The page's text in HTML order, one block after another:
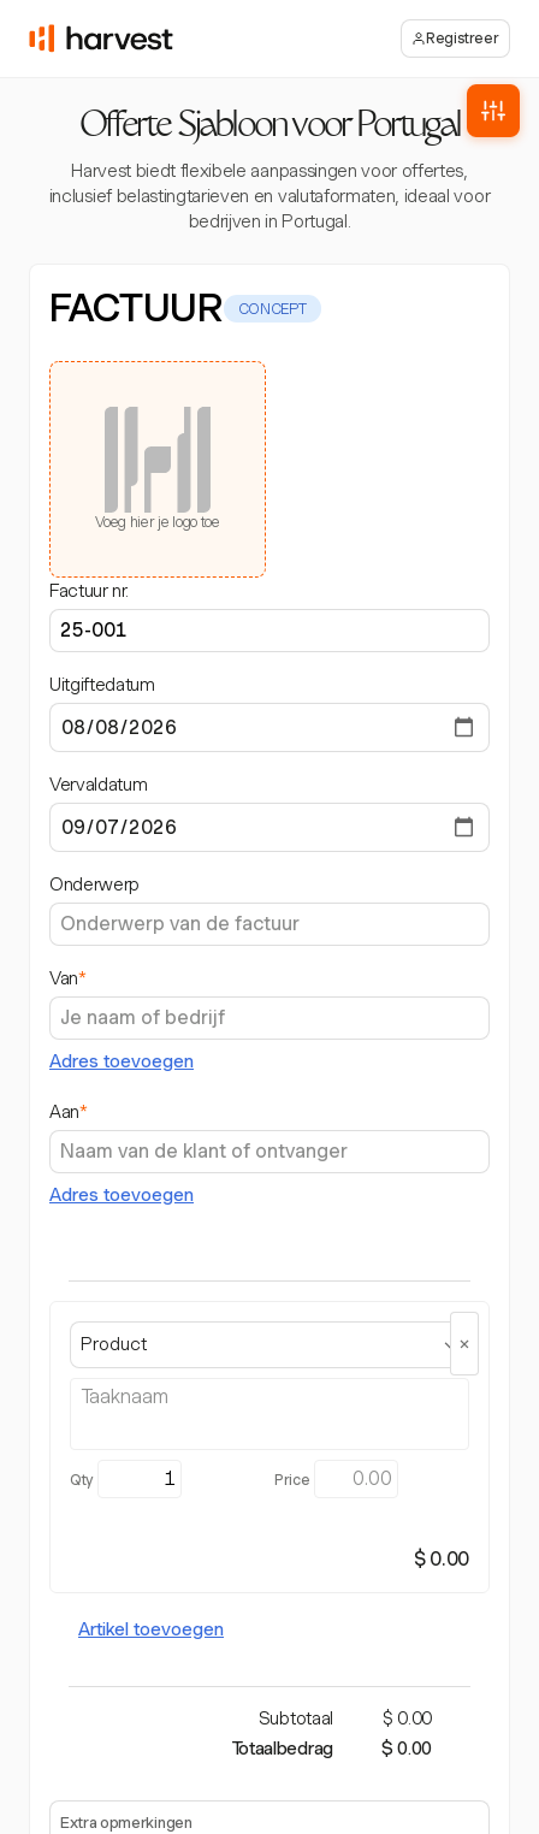
Registreer
Offerte Sjabloon voor Portugal
Harvest biedt flexibele aanpassingen voor offertes,
inclusief belastingtarieven en valutaformaten, ideaal voor
bedrijven in Portugal.
FACTUUR CONCEPT
Voeg hier je logo toe
Factuur nr.
Uitgiftedatum
Vervaldatum
Onderwerp
Van*
Adres toevoegen
Aan*
Adres toevoegen
Product
$ 0.00
Artikel toevoegen
Subtotaal
$ 0.00
Totaalbedrag
$ 0.00
Extra opmerkingen